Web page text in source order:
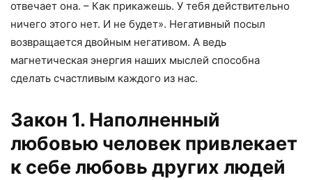
отвечает она. – Как прикажешь. У тебя действительно
ничего этого нет. И не будет». Негативный посыл
возвращается двойным негативом. А ведь
магнетическая энергия наших мыслей способна
сделать счастливым каждого из нас.
Закон 1. Наполненный
любовью человек привлекает
к себе любовь других людей